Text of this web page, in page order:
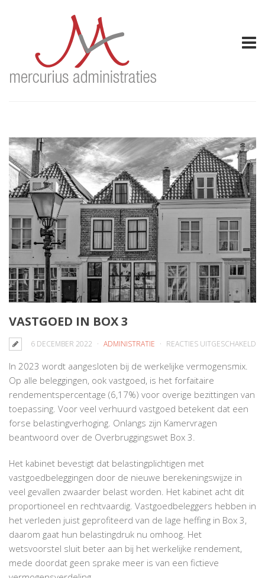
VASTGOED IN BOX 3
6 DECEMBER 2022 ADMINISTRATIE REACTIES UITGESCHAKELD
In 2023 wordt aangesloten bij de werkelijke vermogensmix.
Op alle beleggingen, ook vastgoed, is het forfaitaire
rendementspercentage (6,17%) voor overige bezittingen van
toepassing. Voor veel verhuurd vastgoed betekent dat een
forse belastingverhoging. Onlangs zijn Kamervragen
beantwoord over de Overbruggingswet Box 3.
Het kabinet bevestigt dat belastingplichtigen met
vastgoedbeleggingen door de nieuwe berekeningswijze in
veel gevallen zwaarder belast worden. Het kabinet acht dit
proportioneel en rechtvaardig. Vastgoedbeleggers hebben in
het verleden juist geprofiteerd van de lage heffing in Box 3,
daarom gaat hun belastingdruk nu omhoog. Het
wetsvoorstel sluit beter aan bij het werkelijke rendement,
mede doordat geen sprake meer is van een fictieve